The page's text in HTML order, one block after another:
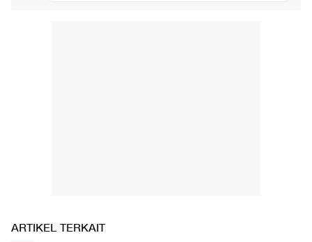
ARTIKEL TERKAIT